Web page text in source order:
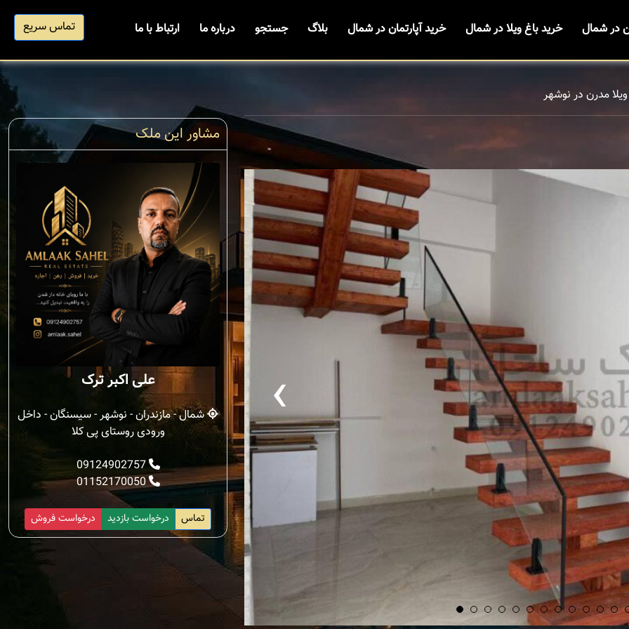
در شمال خرید باغ ویلا در شمال خرید آپارتمان در شمال بلاگ جستجو درباره ما ارتباط با ما تماس سریع
مدرن در نوشهر
‹
مشاور این ملک
علی اکبر ترک
شمال - مازندران - نوشهر - سیسنگان - داخل
ورودی روستای پی کلا
09124902757
01152170050
درخواست فروش درخواست بازدید تماس